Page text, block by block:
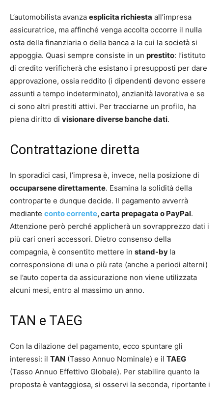
L’automobilista avanza esplicita richiesta all’impresa
assicuratrice, ma affinché venga accolta occorre il nulla
osta della finanziaria o della banca a la cui la società si
appoggia. Quasi sempre consiste in un prestito: l’istituto
di credito verificherà che esistano i presupposti per dare
approvazione, ossia reddito (i dipendenti devono essere
assunti a tempo indeterminato), anzianità lavorativa e se
ci sono altri prestiti attivi. Per tracciarne un profilo, ha
piena diritto di visionare diverse banche dati.
Contrattazione diretta
In sporadici casi, l’impresa è, invece, nella posizione di
occuparsene direttamente. Esamina la solidità della
controparte e dunque decide. Il pagamento avverrà
mediante conto corrente, carta prepagata o PayPal.
Attenzione però perché applicherà un sovrapprezzo dati i
più cari oneri accessori. Dietro consenso della
compagnia, è consentito mettere in stand-by la
corresponsione di una o più rate (anche a periodi alterni)
se l’auto coperta da assicurazione non viene utilizzata
alcuni mesi, entro al massimo un anno.
TAN e TAEG
Con la dilazione del pagamento, ecco spuntare gli
interessi: il TAN (Tasso Annuo Nominale) e il TAEG
(Tasso Annuo Effettivo Globale). Per stabilire quanto la
proposta è vantaggiosa, si osservi la seconda, riportante i